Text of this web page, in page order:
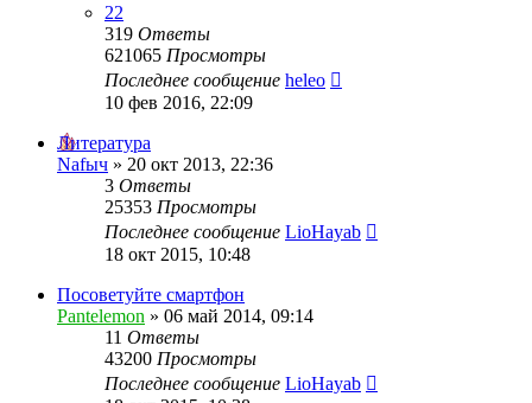
22
319 Ответы
621065 Просмотры
Последнее сообщение heleo
10 фев 2016, 22:09
Литература
Nafыч » 20 окт 2013, 22:36
3 Ответы
25353 Просмотры
Последнее сообщение LioHayab
18 окт 2015, 10:48
Посоветуйте смартфон
Pantelemon » 06 май 2014, 09:14
11 Ответы
43200 Просмотры
Последнее сообщение LioHayab